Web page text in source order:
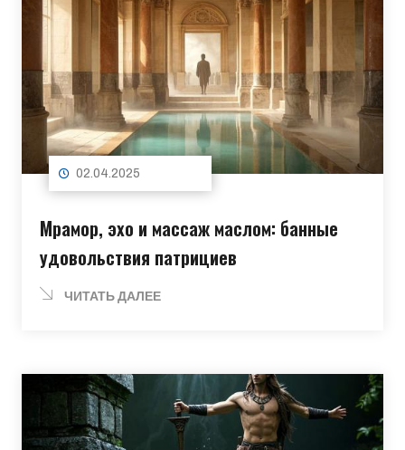
02.04.2025
Мрамор, эхо и массаж маслом: банные
удовольствия патрициев
ЧИТАТЬ ДАЛЕЕ